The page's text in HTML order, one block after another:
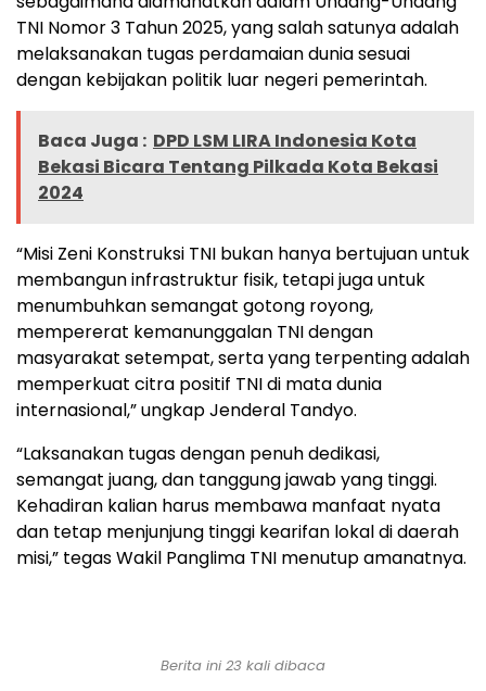
TNI Nomor 3 Tahun 2025, yang salah satunya adalah
melaksanakan tugas perdamaian dunia sesuai
dengan kebijakan politik luar negeri pemerintah.
Baca Juga : DPD LSM LIRA Indonesia Kota
Bekasi Bicara Tentang Pilkada Kota Bekasi
2024
“Misi Zeni Konstruksi TNI bukan hanya bertujuan untuk
membangun infrastruktur fisik, tetapi juga untuk
menumbuhkan semangat gotong royong,
mempererat kemanunggalan TNI dengan
masyarakat setempat, serta yang terpenting adalah
memperkuat citra positif TNI di mata dunia
internasional,” ungkap Jenderal Tandyo.
“Laksanakan tugas dengan penuh dedikasi,
semangat juang, dan tanggung jawab yang tinggi.
Kehadiran kalian harus membawa manfaat nyata
dan tetap menjunjung tinggi kearifan lokal di daerah
misi,” tegas Wakil Panglima TNI menutup amanatnya.
Berita ini 23 kali dibaca